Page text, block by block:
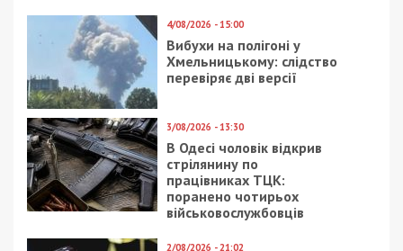
4/08/2026 - 15:00
Вибухи на полігоні у
Хмельницькому: слідство
перевіряє дві версії
3/08/2026 - 13:30
В Одесі чоловік відкрив
стрілянину по
працівниках ТЦК:
поранено чотирьох
військовослужбовців
2/08/2026 - 21:02